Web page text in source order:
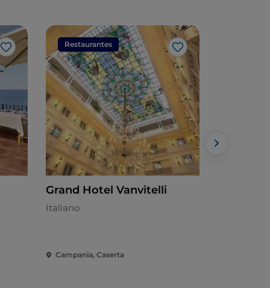
Me gusta
Restaurantes
Me gusta
Grand Hotel Vanvitelli
Italiano
Campania, Caserta